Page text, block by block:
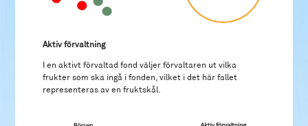
Aktiv förvaltning
I en aktivt förvaltad fond väljer förvaltaren ut vilka
frukter som ska ingå i fonden, vilket i det här fallet
representeras av en fruktskål.